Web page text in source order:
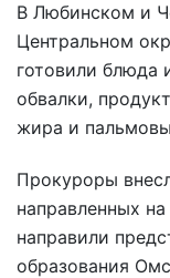
В Любинском и
Центральном
готовили блюда
обвалки,
жира и
Прокуроры
направленных
направили
образования